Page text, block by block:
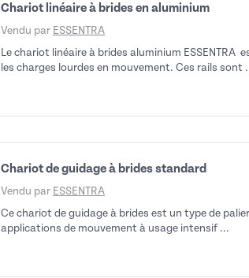
Chariot linéaire à brides en aluminium
Vendu par ESSENTRA
Le chariot linéaire à brides aluminium ESSENTRA
les charges lourdes en mouvement. Ces rails sont
Chariot de guidage à brides standard
Vendu par ESSENTRA
Ce chariot de guidage à brides est un type de
applications de mouvement à usage intensif ...